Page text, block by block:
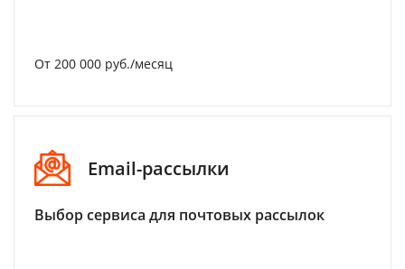
От 200 000 руб./месяц
Email-рассылки
Выбор сервиса для почтовых рассылок